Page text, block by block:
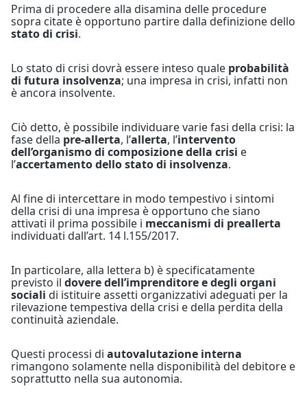
Prima di procedere alla disamina delle procedure
sopra citate è opportuno partire dalla definizione dello
stato di crisi.
Lo stato di crisi dovrà essere inteso quale probabilità
di futura insolvenza; una impresa in crisi, infatti non
è ancora insolvente.
Ciò detto, è possibile individuare varie fasi della crisi: la
fase della pre-allerta, l’allerta, l’intervento
dell’organismo di composizione della crisi e
l’accertamento dello stato di insolvenza.
Al fine di intercettare in modo tempestivo i sintomi
della crisi di una impresa è opportuno che siano
attivati il prima possibile i meccanismi di preallerta
individuati dall’art. 14 l.155/2017.
In particolare, alla lettera b) è specificatamente
previsto il dovere dell’imprenditore e degli organi
sociali di istituire assetti organizzativi adeguati per la
rilevazione tempestiva della crisi e della perdita della
continuità aziendale.
Questi processi di autovalutazione interna
rimangono solamente nella disponibilità del debitore e
soprattutto nella sua autonomia.